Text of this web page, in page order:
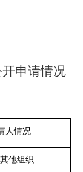
申请情况
人情况
他组织